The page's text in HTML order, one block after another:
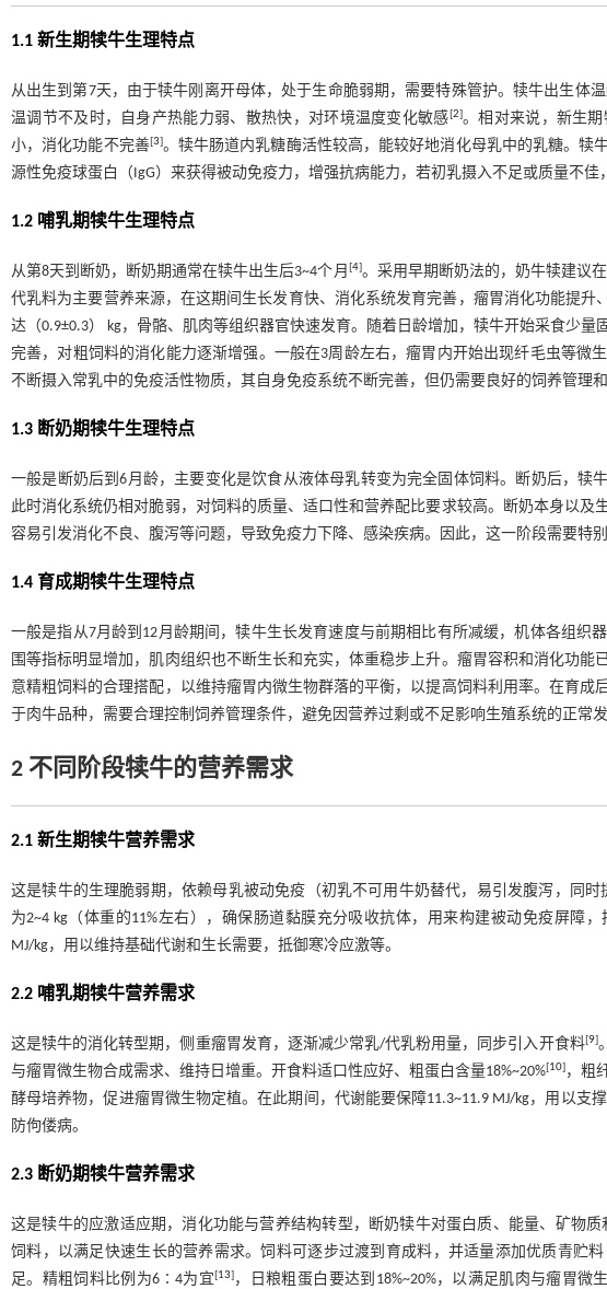
1.1 新生期犊牛生理特点
从出生到第7天，由于犊牛刚离开母体，处于生命脆弱期，需要特殊管护。犊牛出生体
温调节不及时，自身产热能力弱、散热快，对环境温度变化敏感[2]。相对来说，新生
小，消化功能不完善[3]。犊牛肠道内乳糖酶活性较高，能较好地消化母乳中的乳糖。犊
源性免疫球蛋白（IgG）来获得被动免疫力，增强抗病能力，若初乳摄入不足或质量不佳
1.2 哺乳期犊牛生理特点
从第8天到断奶，断奶期通常在犊牛出生后3~4个月 [4]。采用早期断奶法的，奶牛犊建议
代乳料为主要营养来源，在这期间生长发育快、消化系统发育完善，瘤胃消化功能提升
达（0.9±0.3） kg，骨骼、肌肉等组织器官快速发育。随着日龄增加，犊牛开始采食少
完善，对粗饲料的消化能力逐渐增强。一般在3周龄左右，瘤胃内开始出现纤毛虫等微
不断摄入常乳中的免疫活性物质，其自身免疫系统不断完善，但仍需要良好的饲养管理
1.3 断奶期犊牛生理特点
一般是断奶后到6月龄，主要变化是饮食从液体母乳转变为完全固体饲料。断奶后，犊
此时消化系统仍相对脆弱，对饲料的质量、适口性和营养配比要求较高。断奶本身以及
容易引发消化不良、腹泻等问题，导致免疫力下降、感染疾病。因此，这一阶段需要特
1.4 育成期犊牛生理特点
一般是指从7月龄到12月龄期间，犊牛生长发育速度与前期相比有所减缓，机体各组织
围等指标明显增加，肌肉组织也不断生长和充实，体重稳步上升。瘤胃容积和消化功
意精粗饲料的合理搭配，以维持瘤胃内微生物群落的平衡，以提高饲料利用率。在育
于肉牛品种，需要合理控制饲养管理条件，避免因营养过剩或不足影响生殖系统的正常发
2 不同阶段犊牛的营养需求
2.1 新生期犊牛营养需求
这是犊牛的生理脆弱期，依赖母乳被动免疫（初乳不可用牛奶替代，易引发腹泻，同
为2~4 kg（体重的11%左右），确保肠道黏膜充分吸收抗体，用来构建被动免疫屏障
MJ/kg，用以维持基础代谢和生长需要，抵御寒冷应激等。
2.2 哺乳期犊牛营养需求
这是犊牛的消化转型期，侧重瘤胃发育，逐渐减少常乳/代乳粉用量，同步引入开食料[9]
与瘤胃微生物合成需求、维持日增重。开食料适口性应好、粗蛋白含量18%~20%[10] ，粗
酵母培养物，促进瘤胃微生物定植。在此期间，代谢能要保障11.3~11.9 MJ/kg，用以
防佝偻病。
2.3 断奶期犊牛营养需求
这是犊牛的应激适应期，消化功能与营养结构转型，断奶犊牛对蛋白质、能量、矿物
饲料，以满足快速生长的营养需求。饲料可逐步过渡到育成料，并适量添加优质青贮
足。精粗饲料比例为6∶4为宜[13] ，日粮粗蛋白要达到18%~20%，以满足肌肉与瘤胃微